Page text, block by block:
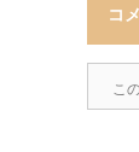
コ
こ